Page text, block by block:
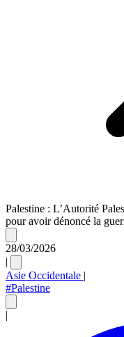
Palestine : L’Autorité
pour avoir dénoncé la
28/03/2026
|
Asie Occidentale |
#Palestine
|